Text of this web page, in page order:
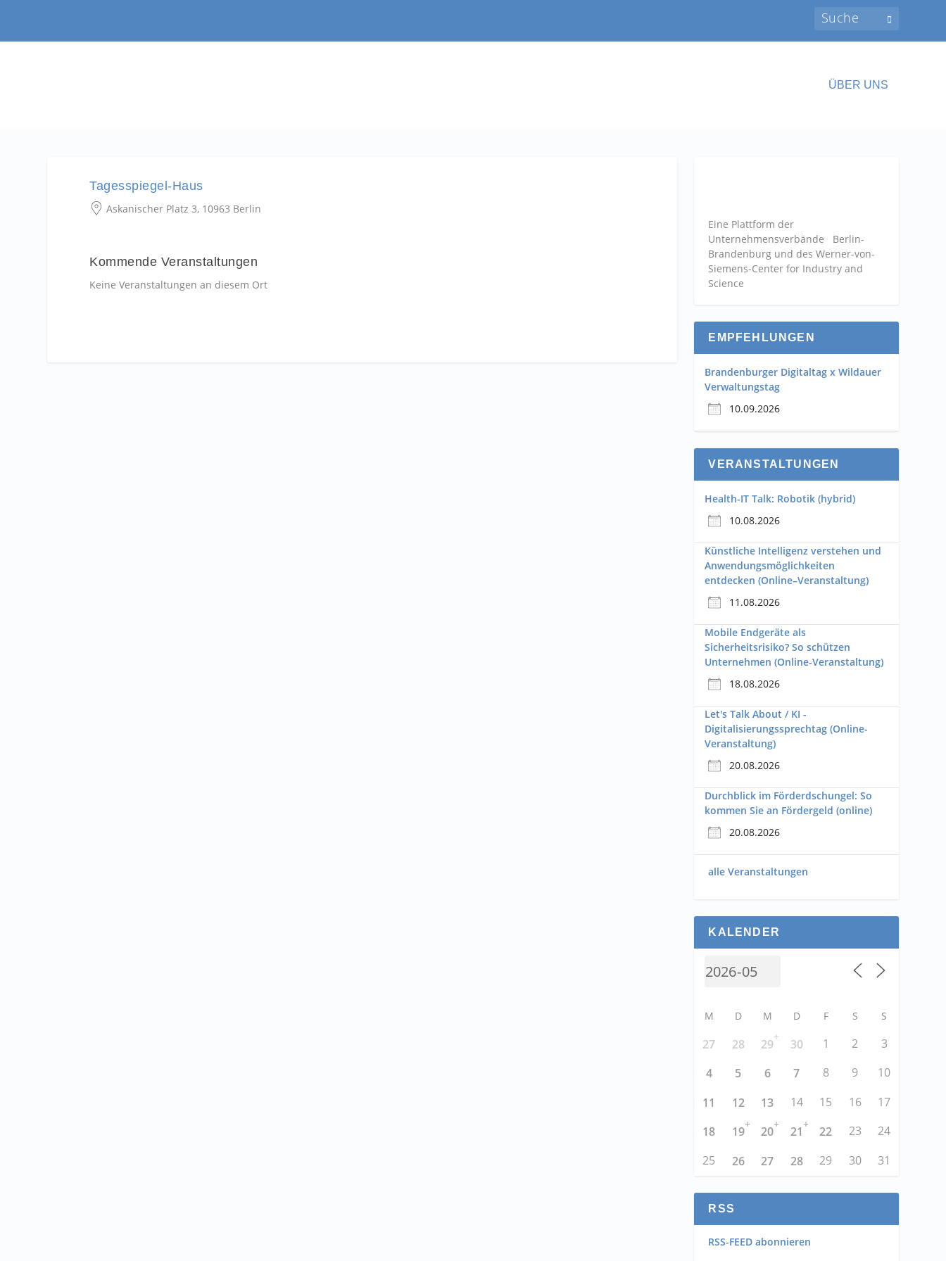
ÜBER UNS
Tagesspiegel-Haus
Askanischer Platz 3, 10963 Berlin
Kommende Veranstaltungen
Keine Veranstaltungen an diesem Ort
Eine Plattform der
Unternehmensverbände Berlin-
Brandenburg und des Werner-von-
Siemens-Center for Industry and
Science
EMPFEHLUNGEN
Brandenburger Digitaltag x Wildauer
Verwaltungstag
10.09.2026
VERANSTALTUNGEN
Health-IT Talk: Robotik (hybrid)
10.08.2026
Künstliche Intelligenz verstehen und
Anwendungsmöglichkeiten
entdecken (Online–Veranstaltung)
11.08.2026
Mobile Endgeräte als
Sicherheitsrisiko? So schützen
Unternehmen (Online-Veranstaltung)
18.08.2026
Let's Talk About / KI -
Digitalisierungssprechtag (Online-
Veranstaltung)
20.08.2026
Durchblick im Förderdschungel: So
kommen Sie an Fördergeld (online)
20.08.2026
alle Veranstaltungen
KALENDER
M D M D F S S
27 28 29
+
30 1 2
3
4
5 6 7 8 9
10
11
12 13 14 15 16
17
18
19
+
20
+
21
+
22 23
24
25
26 27 28 29 30 31
RSS
RSS-FEED abonnieren